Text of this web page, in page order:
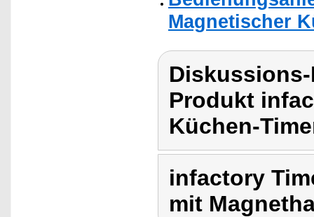
Magnetischer
Produkt
Küchen-
infactory
mit